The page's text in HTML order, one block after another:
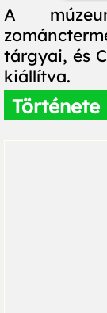
A
tárgyai, és
kiállítva.
Története